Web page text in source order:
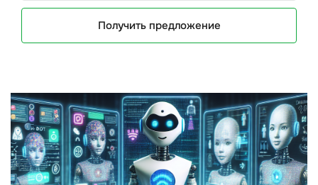
Получить предложение